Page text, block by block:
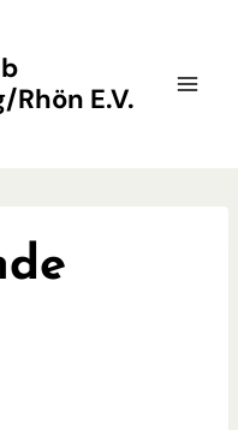
E.V.